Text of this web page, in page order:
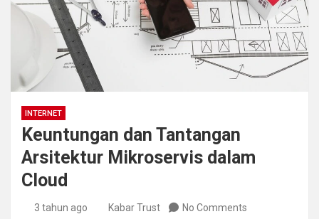
INTERNET
Keuntungan dan Tantangan
Arsitektur Mikroservis dalam
Cloud
3 tahun ago Kabar Trust No Comments